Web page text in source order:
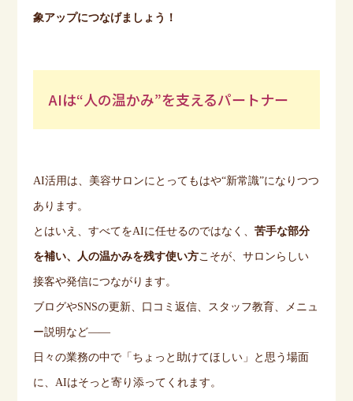
象アップにつなげましょう！
AIは“人の温かみ”を支えるパートナー
AI活用は、美容サロンにとってもはや“新常識”になりつつ
あります。
とはいえ、すべてをAIに任せるのではなく、苦手な部分
を補い、人の温かみを残す使い方こそが、サロンらしい
接客や発信につながります。
ブログやSNSの更新、口コミ返信、スタッフ教育、メニュ
ー説明など——
日々の業務の中で「ちょっと助けてほしい」と思う場面
に、AIはそっと寄り添ってくれます。